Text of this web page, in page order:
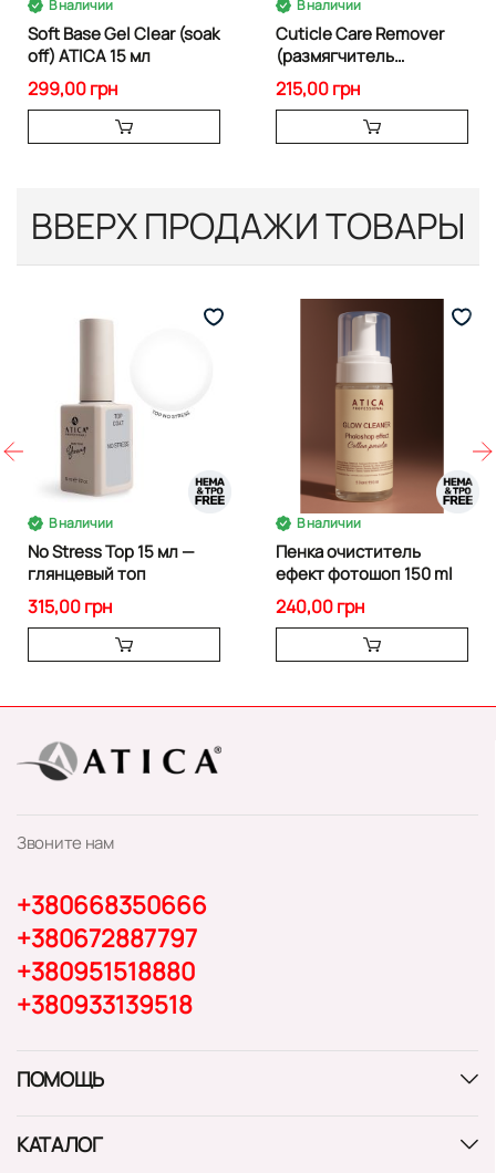
В наличии
Soft Base Gel Clear (soak
off) ATICA 15 мл
299,00 грн
В наличии
Cuticle Сare Remover
(размягчитель
кутикулы) 30 мл 85384
215,00 грн
ВВЕРХ ПРОДАЖИ ТОВАРЫ
В наличии
No Stress Top 15 мл —
глянцевый топ
315,00 грн
В наличии
Пенка очиститель
ефект фотошоп 150 ml
240,00 грн
Звоните нам
+380668350666
+380672887797
+380951518880
+380933139518
ПОМОЩЬ
КАТАЛОГ